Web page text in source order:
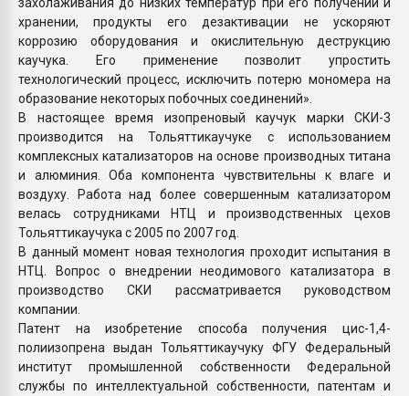
хранении, продукты его дезактивации не ускоряют
коррозию оборудования и окислительную деструкцию
каучука. Его применение позволит упростить
технологический процесс, исключить потерю мономера на
образование некоторых побочных соединений».
В настоящее время изопреновый каучук марки СКИ-3
производится на Тольяттикаучуке с использованием
комплексных катализаторов на основе производных титана
и алюминия. Оба компонента чувствительны к влаге и
воздуху. Работа над более совершенным катализатором
велась сотрудниками НТЦ и производственных цехов
Тольяттикаучука с 2005 по 2007 год.
В данный момент новая технология проходит испытания в
НТЦ. Вопрос о внедрении неодимового катализатора в
производство СКИ рассматривается руководством
компании.
Патент на изобретение способа получения цис-1,4-
полиизопрена выдан Тольяттикаучуку ФГУ Федеральный
институт промышленной собственности Федеральной
службы по интеллектуальной собственности, патентам и